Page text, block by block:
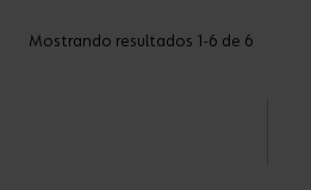
Mostrando resultados 1-6 de 6